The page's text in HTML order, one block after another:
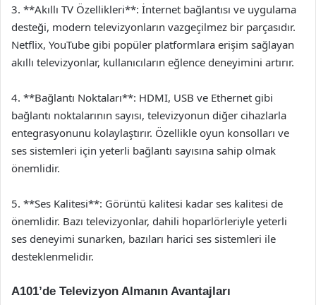
3. **Akıllı TV Özellikleri**: İnternet bağlantısı ve uygulama
desteği, modern televizyonların vazgeçilmez bir parçasıdır.
Netflix, YouTube gibi popüler platformlara erişim sağlayan
akıllı televizyonlar, kullanıcıların eğlence deneyimini artırır.
4. **Bağlantı Noktaları**: HDMI, USB ve Ethernet gibi
bağlantı noktalarının sayısı, televizyonun diğer cihazlarla
entegrasyonunu kolaylaştırır. Özellikle oyun konsolları ve
ses sistemleri için yeterli bağlantı sayısına sahip olmak
önemlidir.
5. **Ses Kalitesi**: Görüntü kalitesi kadar ses kalitesi de
önemlidir. Bazı televizyonlar, dahili hoparlörleriyle yeterli
ses deneyimi sunarken, bazıları harici ses sistemleri ile
desteklenmelidir.
A101’de Televizyon Almanın Avantajları